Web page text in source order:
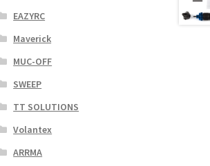
EAZYRC
Maverick
MUC-OFF
SWEEP
TT SOLUTIONS
Volantex
ARRMA